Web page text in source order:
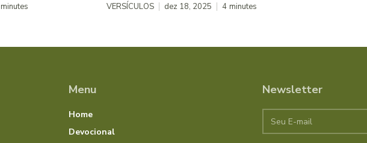
minutes VERSÍCULOS dez 18, 2025 4 minutes
Menu
Home
Devocional
Newsletter